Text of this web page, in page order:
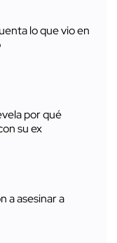
lo que vio en
por qué
su ex
a asesinar a